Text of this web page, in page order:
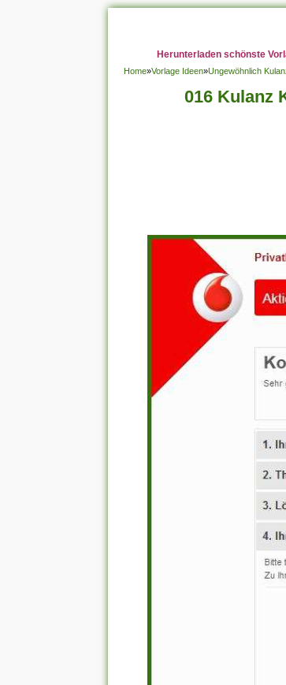
Herunterladen schönste
Home»Vorlage Ideen»Ungewöhnlich
016 Kulanz